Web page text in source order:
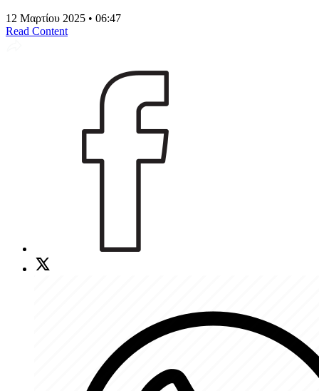
12 Μαρτίου 2025 • 06:47
Read Content